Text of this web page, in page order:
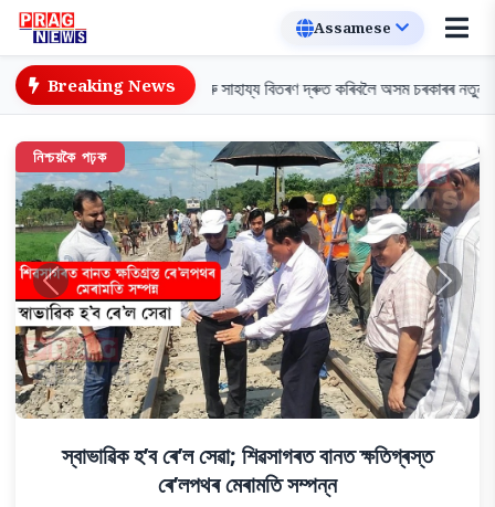
Breaking News
ক্ষতি জৰীপ আৰু সাহায্য বিতৰণ দ্ৰুত কৰিবলৈ অসম চৰকাৰৰ নতুন ম'বাইল এপ মুকলি
প্ৰাগনিউজ | অসমৰ প্ৰধান ২৪/৭ বাতৰি চেনেল |
নিশ্চয়কৈ পঢ়ক
পূৰ্ববর্তী পৰৱৰ্তী
ক্ষুদ্ৰ চাহ খেতিয়কৰ উল্লেখনীয় অৱদান; জুনত অসমৰ চাহ
উৎপাদন ১৪.০২ মিলিয়ন কেজি বৃদ্ধি
07 Aug, 2026 • 3 মিনিট পঢ়া • Kasturi
লাইভ আপডেট LIVE